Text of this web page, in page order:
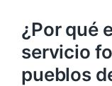
¿Por qué
servicio
pueblos